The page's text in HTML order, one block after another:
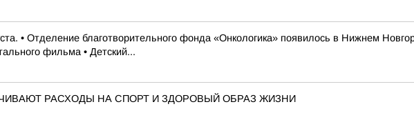
• Отделение благотворительного фонда «Онкологика» появилось в Нижнем
фильма • Детский...
РАСХОДЫ НА СПОРТ И ЗДОРОВЫЙ ОБРАЗ ЖИЗНИ